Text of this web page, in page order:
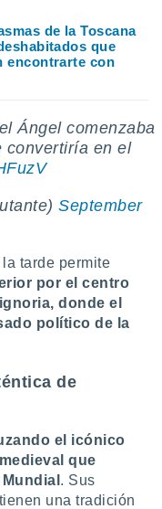
de la Toscana
que
encontrarte con
Ángel comenzaba
convertiría en el
September
tarde permite
por el centro
donde el
político de la
de
el icónico
que
. Sus
una tradición